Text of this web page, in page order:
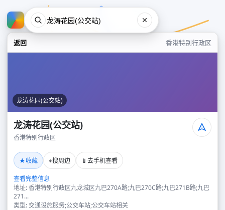
返回 香港特别行政区
龙涛花园(公交站)
龙涛花园(公交站)
香港特别行政区
★收藏 ⌖搜周边 📱 去手机查看
查看完整信息
地址: 香港特别行政区九龙城区九巴270A路;九巴270C路;九巴271B路;九巴
271...
类型: 交通设施服务;公交车站;公交车站相关